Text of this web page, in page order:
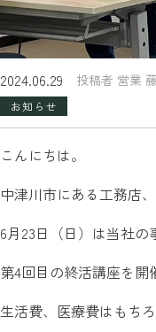
2024.06.29 投稿者 営業
お知らせ
こんにちは。
中津川市にある工務店
6月23日（日）は当社
第4回目の終活講座を開
生活費、医療費はもち